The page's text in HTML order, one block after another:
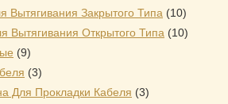
Вытягивания Закрытого Типа 1010
товаров
Вытягивания Открытого Типа 1010
99
товаров
33
товара
Для Прокладки Кабеля 33